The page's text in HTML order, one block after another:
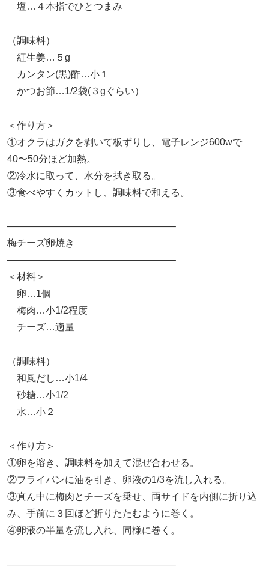
塩…４本指でひとつまみ
（調味料）
紅生姜…５g
カンタン(黒)酢…小１
かつお節…1/2袋(３gぐらい）
＜作り方＞
①オクラはガクを剥いて板ずりし、電子レンジ600wで
40〜50分ほど加熱。
②冷水に取って、水分を拭き取る。
③食べやすくカットし、調味料で和える。
—————————————————–
梅チーズ卵焼き
—————————————————–
＜材料＞
卵…1個
梅肉…小1/2程度
チーズ…適量
（調味料）
和風だし…小1/4
砂糖…小1/2
水…小２
＜作り方＞
①卵を溶き、調味料を加えて混ぜ合わせる。
②フライパンに油を引き、卵液の1/3を流し入れる。
③真ん中に梅肉とチーズを乗せ、両サイドを内側に折り込
み、手前に３回ほど折りたたむように巻く。
④卵液の半量を流し入れ、同様に巻く。
—————————————————–